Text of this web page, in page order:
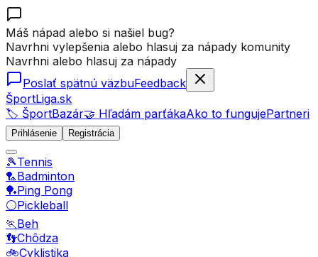
Máš nápad alebo si našiel bug?
Navrhni vylepšenia alebo hlasuj za nápady komunity
Navrhni alebo hlasuj za nápady
Poslať spätnú väzbuFeedback
ŠportLiga.sk
🏷️ ŠportBazár🤝 Hľadám parťákaAko to fungujePartneri
Prihlásenie Registrácia
🎾Tennis
🏸Badminton
🏓Ping Pong
⚪Pickleball
🏃Beh
👣Chôdza
🚲Cyklistika